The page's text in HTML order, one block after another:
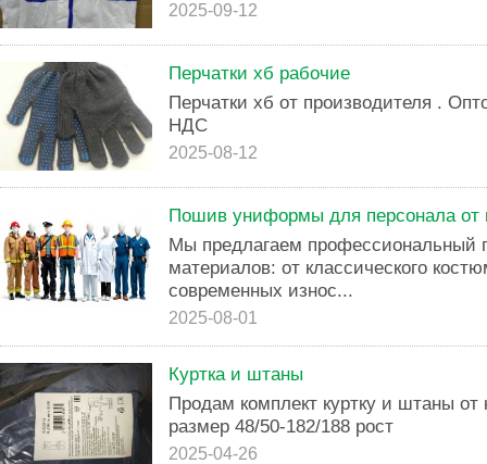
2025-09-12
Перчатки хб рабочие
Перчатки хб от производителя .
НДС
2025-08-12
Пошив униформы для персонала
Мы предлагаем
материалов: от классического
современных износ...
2025-08-01
Куртка и штаны
Продам комплект куртку и штаны
размер 48/50-182/188 рост
2025-04-26